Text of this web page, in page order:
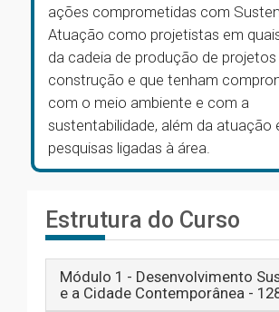
ações comprometidas com
Atuação como projetistas em
da cadeia de produção de projetos
construção e que tenham
com o meio ambiente e com a
sustentabilidade, além da atuação
pesquisas ligadas à área.
Estrutura do Curso
Módulo 1 - Desenvolvimento
e a Cidade Contemporânea -